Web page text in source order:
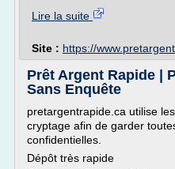
Lire la suite
Site : https://
Prêt Argent Rapide |
Sans Enquête
pretargentrapide.ca utilise
cryptage afin de garder
confidentielles.
Dépôt très rapide